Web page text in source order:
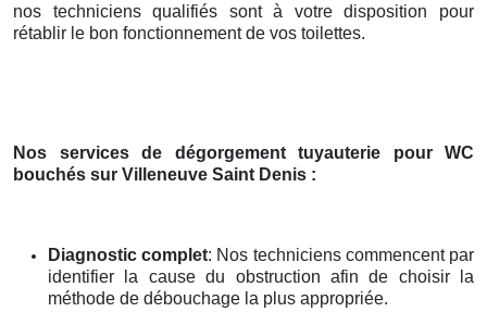
nos techniciens qualifiés sont à votre disposition pour
rétablir le bon fonctionnement de vos toilettes.
Nos services de dégorgement tuyauterie pour WC
bouchés sur Villeneuve Saint Denis :
Diagnostic complet: Nos techniciens commencent par
identifier la cause du obstruction afin de choisir la
méthode de débouchage la plus appropriée.